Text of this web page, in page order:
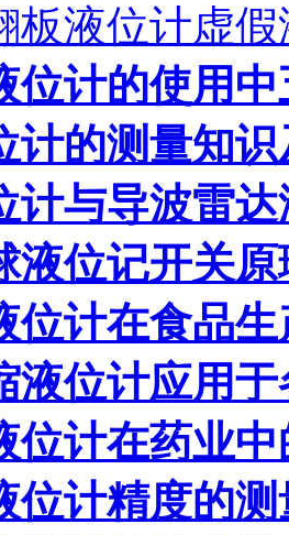
板液位计虚
位计的使用
计的测量知
计与导波雷
液位记开关
位计在食品
液位计应用
位计在药业
位计精度的